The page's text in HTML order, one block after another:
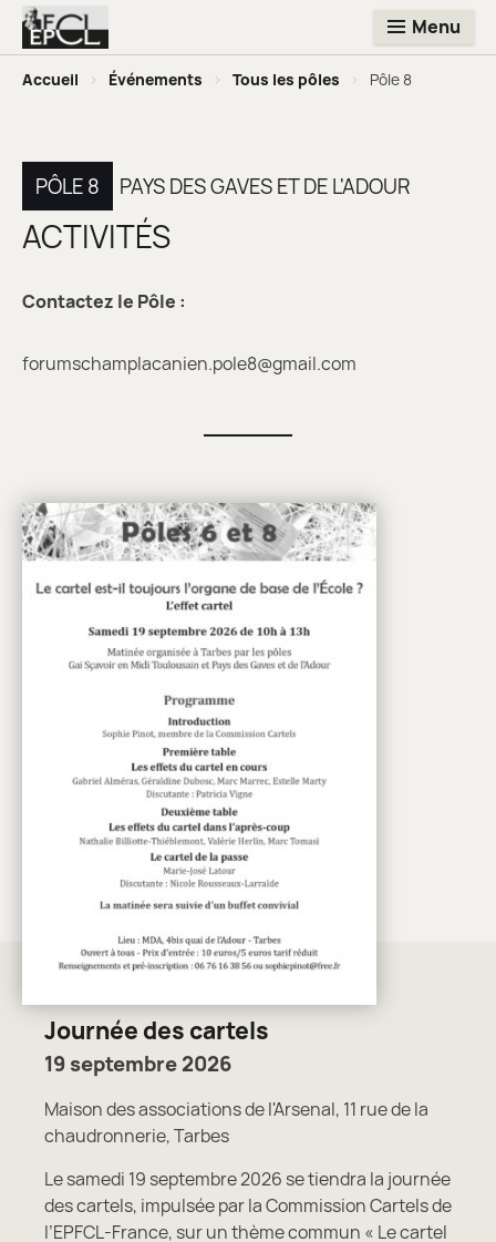
Menu
Accueil > Événements > Tous les pôles > Pôle 8
PÔLE 8 PAYS DES GAVES ET DE L'ADOUR
ACTIVITÉS
Contactez le Pôle :
forumschamplacanien.pole8@gmail.com
Journée des cartels
19 septembre 2026
Maison des associations de l'Arsenal, 11 rue de la
chaudronnerie, Tarbes
Le samedi 19 septembre 2026 se tiendra la journée
des cartels, impulsée par la Commission Cartels de
l’EPFCL-France, sur un thème commun « Le cartel